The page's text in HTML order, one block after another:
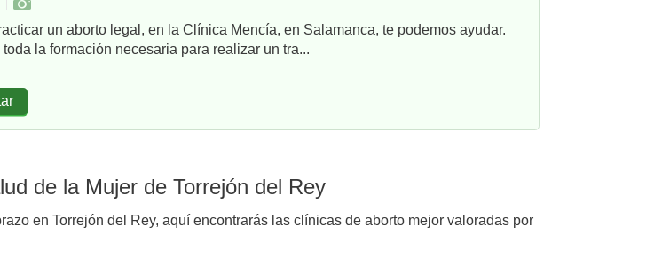
un aborto legal, en la Clínica Mencía, en Salamanca, te podemos ayudar.
la formación necesaria para realizar un tra...
de la Mujer de Torrejón del Rey
en Torrejón del Rey, aquí encontrarás las clínicas de aborto mejor valoradas por